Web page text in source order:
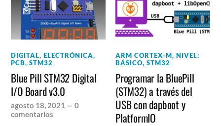
DIGITAL,ELECTRÓNICA,
PCB,STM32
Blue Pill STM32 Digital
I/O Board v3.0
agosto 18, 2021 —0
comentarios
ARM CORTEX-M,NIVEL:
BÁSICO,STM32
Programar la BluePill
(STM32) a través del
USB con dapboot y
PlatformIO